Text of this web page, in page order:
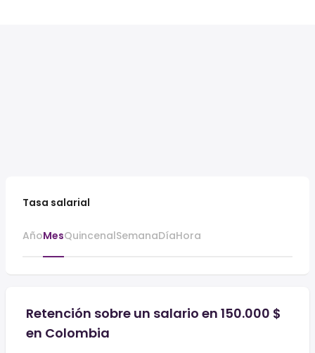
Tasa salarial
AñoMesQuincenalSemanaDíaHora
Retención sobre un salario en 150.000 $
en Colombia